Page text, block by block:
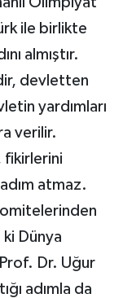
ile birlikte
almıştır.
devletten
yardımları
verilir.
fikirlerini
atmaz.
Dünya
Dr. Uğur
adımla da